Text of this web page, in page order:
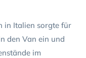
in Italien sorgte für
den Van ein und
im